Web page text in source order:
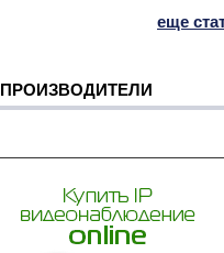
еще
ПРОИЗВОДИТЕЛИ